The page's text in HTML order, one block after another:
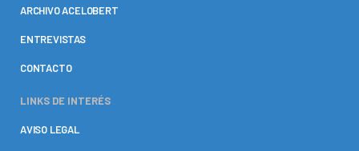
ARCHIVO ACELOBERT
ENTREVISTAS
CONTACTO
LINKS DE INTERÉS
AVISO LEGAL